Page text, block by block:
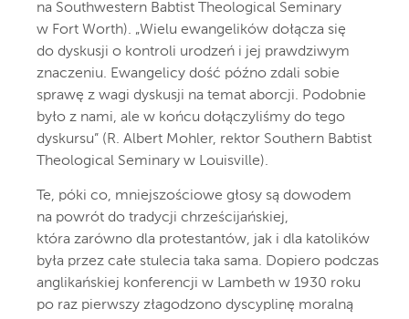
na Southwestern Babtist Theological Seminary
w Fort Worth). „Wielu ewangelików dołącza się
do dyskusji o kontroli urodzeń i jej prawdziwym
znaczeniu. Ewangelicy dość późno zdali sobie
sprawę z wagi dyskusji na temat aborcji. Podobnie
było z nami, ale w końcu dołączyliśmy do tego
dyskursu” (R. Albert Mohler, rektor Southern Babtist
Theological Seminary w Louisville).
Te, póki co, mniejszościowe głosy są dowodem
na powrót do tradycji chrześcijańskiej,
która zarówno dla protestantów, jak i dla katolików
była przez całe stulecia taka sama. Dopiero podczas
anglikańskiej konferencji w Lambeth w 1930 roku
po raz pierwszy złagodzono dyscyplinę moralną